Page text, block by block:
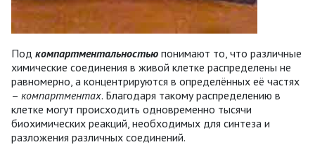
Под компартментальностью понимают то, что различные
химические соединения в живой клетке распределены не
равномерно, а концентрируются в определённых её частях
– компартментах. Благодаря такому распределению в
клетке могут происходить одновременно тысячи
биохимических реакций, необходимых для синтеза и
разложения различных соединений.